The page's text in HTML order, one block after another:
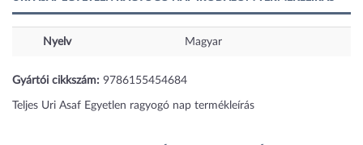
Nyelv Magyar
Gyártói cikkszám: 9786155454684
Teljes Uri Asaf Egyetlen ragyogó nap termékleírás